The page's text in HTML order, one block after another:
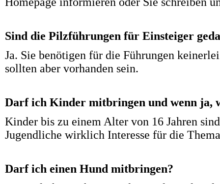
Sind die Pilzführungen für Einsteiger
Ja. Sie benötigen für die Führungen
sollten aber vorhanden sein.
Darf ich Kinder mitbringen und wenn ja,
Kinder bis zu einem Alter von 16 Jahren
Jugendliche wirklich Interesse für die
Darf ich einen Hund mitbringen?